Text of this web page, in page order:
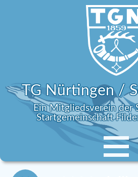
TG Nürtingen /
Ein Mitgliedsverein der
Startgemeinschaft